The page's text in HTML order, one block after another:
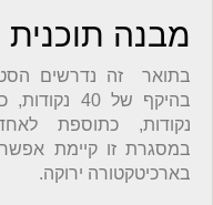
מבנה תוכנית
בתואר זה נדרשים
נקודות, כתוספת
במסגרת זו קיימת
בארכיטקטורה ירוקה.